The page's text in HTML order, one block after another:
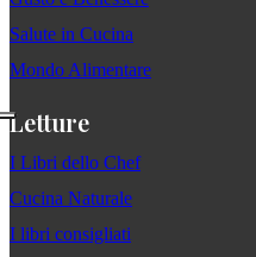
Salute in Cucina
Mondo Alimentare
Letture
I Libri dello Chef
Cucina Naturale
I libri consigliati